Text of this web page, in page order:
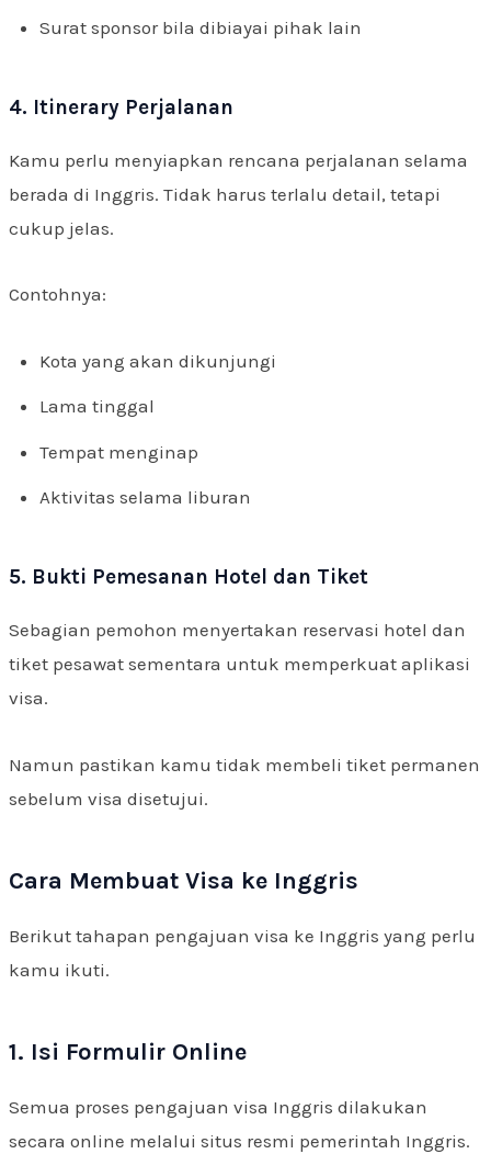
Surat sponsor bila dibiayai pihak lain
4. Itinerary Perjalanan
Kamu perlu menyiapkan rencana perjalanan selama
berada di Inggris. Tidak harus terlalu detail, tetapi
cukup jelas.
Contohnya:
Kota yang akan dikunjungi
Lama tinggal
Tempat menginap
Aktivitas selama liburan
5. Bukti Pemesanan Hotel dan Tiket
Sebagian pemohon menyertakan reservasi hotel dan
tiket pesawat sementara untuk memperkuat aplikasi
visa.
Namun pastikan kamu tidak membeli tiket permanen
sebelum visa disetujui.
Cara Membuat Visa ke Inggris
Berikut tahapan pengajuan visa ke Inggris yang perlu
kamu ikuti.
1. Isi Formulir Online
Semua proses pengajuan visa Inggris dilakukan
secara online melalui situs resmi pemerintah Inggris.